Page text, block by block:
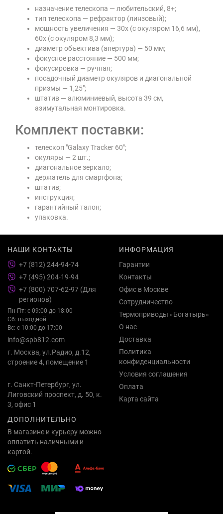
назначение телескопа — любительский, 8+;
тип телескопа — рефрактор (линзовый);
мощность увеличения — 30x (с окуляром 16,6 мм),
60x (с окуляром 8,3 мм);
диаметр объектива (апертура) — 50 мм;
фокусное расстояние — 500 мм;
фокусировка — ручная;
посадочный диаметр окуляров и диагональной
призмы — 1,25";
штатив — алюминиевый, высота 39 см,
азимутальная монтировка.
Комплект поставки:
телескоп "Galaxy Tracker 60";
окуляры — 2 шт.;
диагональное зеркало;
держатель для смартфона;
штатив;
инструкция;
гарантийный талон;
упаковка.
НАШИ КОНТАКТЫ
+7 (812) 244-94-74
+7 (495) 204-19-94
+7 (800) 707-62-97 (Для
регионов)
Пн-Пт: с 09:00 до 18:00
Сб: выходной
Вс: с 10:00 до 17:00
info@spb812.com
г. Москва, ул.Радио, д.12,
строение 4, помещение 1
г. Санкт-Петербург, ул.
Лиговский проспект, д. 50, к.
3, офис 1
ИНФОРМАЦИЯ
Гарантии
Контакты
Офис в Москве
Сотрудничество
Термоприводы «Богатырь»
О нас
Доставка
Политика
конфиденциальности
Условия соглашения
Оплата
Карта сайта
ДОПОЛНИТЕЛЬНО
В магазине и курьеру можно
оплатить наличными и
картой.